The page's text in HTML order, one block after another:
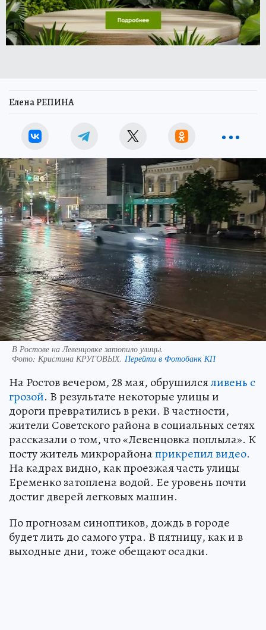
Елена РЕПИНА
В Ростове на Левенцовке затопило улицы.
Фото: Кристина КРУГОВЫХ. Перейти в Фотобанк КП
На Ростов вечером, 28 мая, обрушилсяливень с
грозой. В результате некоторые улицы и
дороги превратились в реки. В частности,
жители Советского района в социальных сетях
рассказали о том, что «Левенцовка поплыла». К
посту житель микрорайонаприкрепил видео.
На кадрах видно, как проезжая часть улицы
Еременко затоплена водой. Ее уровень почти
достиг дверей легковых машин.
По прогнозам синоптиков, дождь в городе
будет лить до самого утра. В пятницу, как и в
выходные дни, тоже обещают осадки.